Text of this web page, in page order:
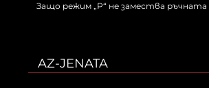
Защо режим „P“ не замества ръчната
AZ-JENATA